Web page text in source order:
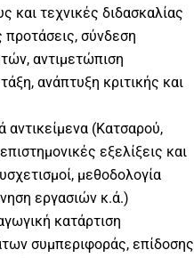
και τεχνικές διδασκαλίας
προτάσεις, σύνδεση
αντιμετώπιση
ανάπτυξη κριτικής και
αντικείμενα (Κατσαρού,
εξελίξεις και
μεθοδολογία
εργασιών κ.ά.)
κατάρτιση
συμπεριφοράς, επίδοσης